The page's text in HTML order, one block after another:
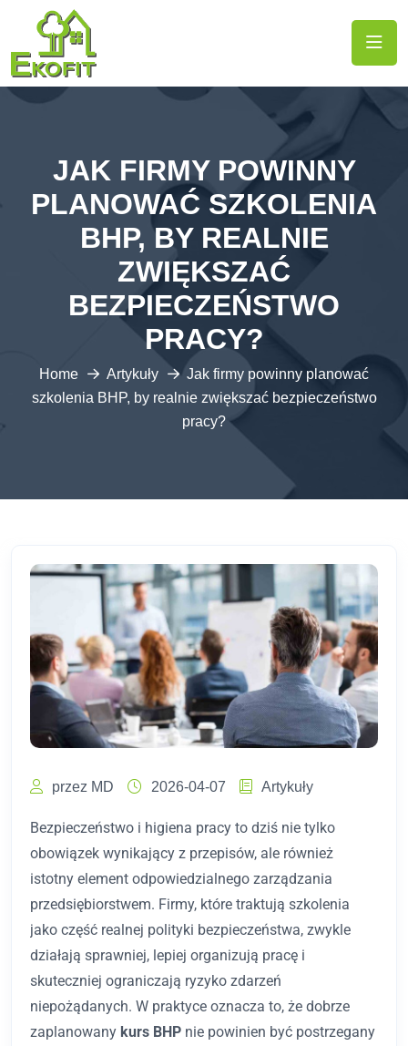
JAK FIRMY POWINNY
PLANOWAĆ SZKOLENIA
BHP, BY REALNIE
ZWIĘKSZAĆ
BEZPIECZEŃSTWO
PRACY?
Home Artykuły
Jak firmy powinny planować
szkolenia BHP, by realnie zwiększać bezpieczeństwo
pracy?
przez MD 2026-04-07 Artykuły
Bezpieczeństwo i higiena pracy to dziś nie tylko
obowiązek wynikający z przepisów, ale również
istotny element odpowiedzialnego zarządzania
przedsiębiorstwem. Firmy, które traktują szkolenia
jako część realnej polityki bezpieczeństwa, zwykle
działają sprawniej, lepiej organizują pracę i
skuteczniej ograniczają ryzyko zdarzeń
niepożądanych. W praktyce oznacza to, że dobrze
zaplanowany kurs BHP nie powinien być postrzegany